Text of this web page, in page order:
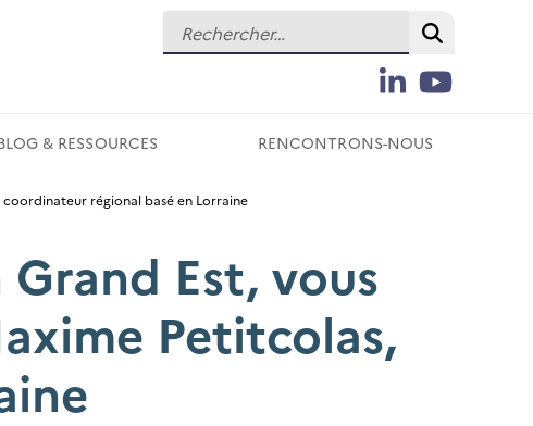
Rechercher :
les
LinkedInYouTube
& RESSOURCES RENCONTRONS-NOUS
coordinateur régional basé en Lorraine
Est, vous
Petitcolas,